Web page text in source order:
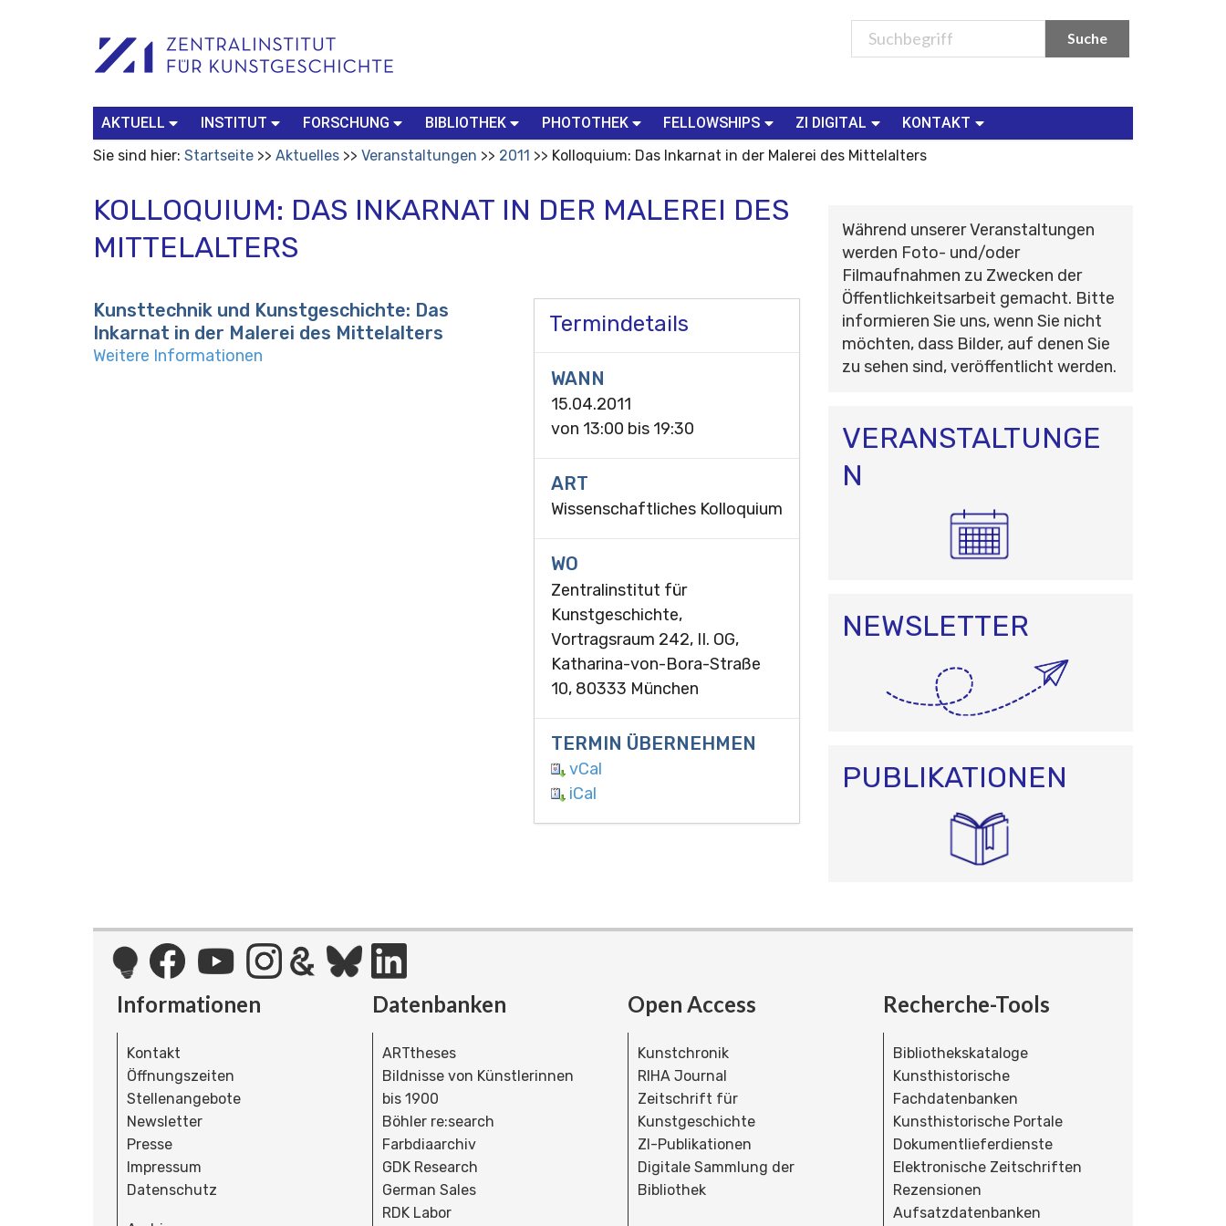
Werkzeuge
Search…
AKTUELL INSTITUT FORSCHUNG BIBLIOTHEK PHOTOTHEK FELLOWSHIPS ZI DIGITAL
KONTAKT
Sie sind hier: Startseite Aktuelles Veranstaltungen 2011 Kolloquium: Das Inkarnat in der Malerei des Mittelalters
KOLLOQUIUM: DAS INKARNAT IN DER MALEREI DES
MITTELALTERS
Termindetails
WANN
15.04.2011
von 13:00 bis 19:30
ART
Wissenschaftliches Kolloquium
WO
Zentralinstitut für
Kunstgeschichte,
Vortragsraum 242, II. OG,
Katharina-von-Bora-Straße
10, 80333 München
TERMIN ÜBERNEHMEN
vCal
iCal
Kunsttechnik und Kunstgeschichte: Das
Inkarnat in der Malerei des Mittelalters
Weitere Informationen
Während unserer Veranstaltungen
werden Foto- und/oder
Filmaufnahmen zu Zwecken der
Öffentlichkeitsarbeit gemacht. Bitte
informieren Sie uns, wenn Sie nicht
möchten, dass Bilder, auf denen Sie
zu sehen sind, veröffentlicht werden.
VERANSTALTUNGE
N
NEWSLETTER
PUBLIKATIONEN
Informationen
Kontakt
Öffnungszeiten
Stellenangebote
Newsletter
Presse
Impressum
Datenschutz
Datenbanken
ARTtheses
Bildnisse von Künstlerinnen
bis 1900
Böhler re:search
Farbdiaarchiv
GDK Research
German Sales
RDK Labor
Open Access
Kunstchronik
RIHA Journal
Zeitschrift für
Kunstgeschichte
ZI-Publikationen
Digitale Sammlung der
Bibliothek
Recherche-Tools
Bibliothekskataloge
Kunsthistorische
Fachdatenbanken
Kunsthistorische Portale
Dokumentlieferdienste
Elektronische Zeitschriften
Rezensionen
Aufsatzdatenbanken